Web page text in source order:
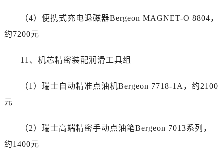
云南省德宏傣族景颇族自治州芒市团结大街售后服务中心（需提前预约）
云南省怒江傈僳族自治州泸水市人民路售后服务中心（需提前预约）
云南省文山壮族苗族自治州文山市东风路售后服务中心（需提前预约）
（4）便携式充电退磁器Bergeon MAGNET-O 8804，
约7200元
11、机芯精密装配润滑工具组
（1）瑞士自动精准点油机Bergeon 7718-1A，约2100
元
（2）瑞士高端精密手动点油笔Bergeon 7013系列，
约1400元